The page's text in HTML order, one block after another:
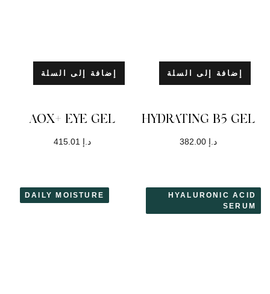
إضافة إلى السلة
AOX+ EYE GEL
415.01
DAILY MOISTURE